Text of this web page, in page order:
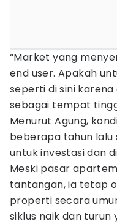
“Market yang
end user. Apakah
seperti di sini
sebagai tempat
Menurut Agung,
beberapa tahun
untuk investasi dan
Meski pasar
tantangan, ia tetap
properti secara
siklus naik dan turun